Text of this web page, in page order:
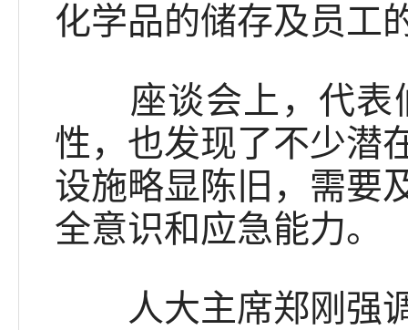
化学品的储存及员工
座谈会上，代表们
性，也发现了不少潜
设施略显陈旧，需要
全意识和应急能力。
人大主席郑刚强调